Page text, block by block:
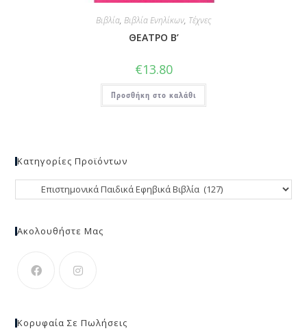
Βιβλία, Βιβλία Ενηλίκων, Τέχνες
ΘΕΑΤΡΟ Β’
€13.80
Προσθήκη στο καλάθι
Κατηγορίες Προϊόντων
Ακολουθήστε Μας
Κορυφαία Σε Πωλήσεις